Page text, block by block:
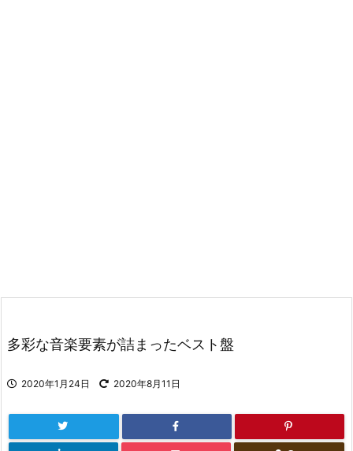
多彩な音楽要素が詰まったベスト盤
2020年1月24日 2020年8月11日